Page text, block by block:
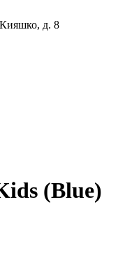
д. 8
(Blue)